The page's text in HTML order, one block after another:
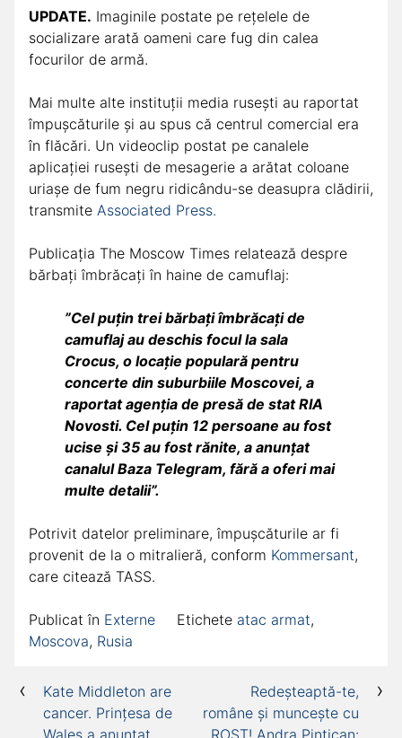
UPDATE. Imaginile postate pe rețelele de
socializare arată oameni care fug din calea
focurilor de armă.
Mai multe alte instituții media rusești au raportat
împușcăturile și au spus că centrul comercial era
în flăcări. Un videoclip postat pe canalele
aplicației rusești de mesagerie a arătat coloane
uriașe de fum negru ridicându-se deasupra clădirii,
transmite Associated Press.
Publicația The Moscow Times relatează despre
bărbați îmbrăcați în haine de camuflaj:
”Cel puțin trei bărbați îmbrăcați de
camuflaj au deschis focul la sala
Crocus, o locație populară pentru
concerte din suburbiile Moscovei, a
raportat agenția de presă de stat RIA
Novosti. Cel puțin 12 persoane au fost
ucise și 35 au fost rănite, a anunțat
canalul Baza Telegram, fără a oferi mai
multe detalii”.
Potrivit datelor preliminare, împușcăturile ar fi
provenit de la o mitralieră, conform Kommersant,
care citează TASS.
Publicat în Externe Etichete atac armat,
Moscova, Rusia
Navigare
Redeșteaptă-te,
române și muncește cu
ROST! Andra Pintican:
Kate Middleton are
cancer. Prințesa de
Wales a anunțat